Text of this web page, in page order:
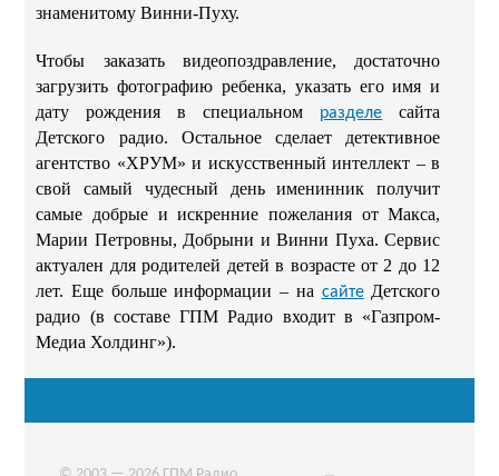
знаменитому Винни-Пуху.
Чтобы заказать видеопоздравление, достаточно
загрузить фотографию ребенка, указать его имя и
дату рождения в специальном разделе сайта
Детского радио. Остальное сделает детективное
агентство «ХРУМ» и искусственный интеллект – в
свой самый чудесный день именинник получит
самые добрые и искренние пожелания от Макса,
Марии Петровны, Добрыни и Винни Пуха. Сервис
актуален для родителей детей в возрасте от 2 до 12
лет. Еще больше информации – на сайтеДетского
радио (в составе ГПМ Радио входит в «Газпром-
Медиа Холдинг»).